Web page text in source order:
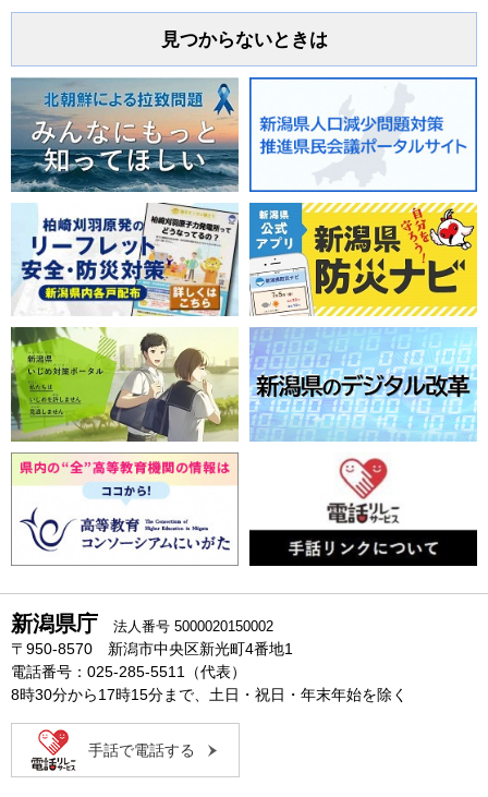
見つからないときは
新潟県庁 法人番号 5000020150002
〒950-8570 新潟市中央区新光町4番地1
電話番号：025-285-5511（代表）
8時30分から17時15分まで、土日・祝日・年末年始を除く
手話で電話する